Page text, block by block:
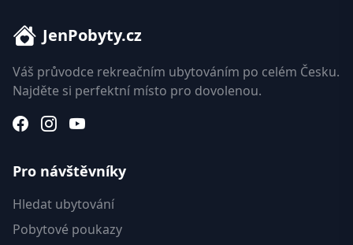
JenPobyty.cz
Váš průvodce rekreačním ubytováním po celém Česku.
Najděte si perfektní místo pro dovolenou.
Pro návštěvníky
Hledat ubytování
Pobytové poukazy